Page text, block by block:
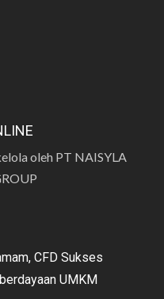
oleh PT NAISYLA
CFD Sukses
UMKM